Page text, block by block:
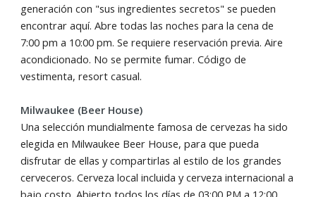
generación con "sus ingredientes secretos" se pueden
encontrar aquí. Abre todas las noches para la cena de
7:00 pm a 10:00 pm. Se requiere reservación previa. Aire
acondicionado. No se permite fumar. Código de
vestimenta, resort casual.
Milwaukee (Beer House)
Una selección mundialmente famosa de cervezas ha sido
elegida en Milwaukee Beer House, para que pueda
disfrutar de ellas y compartirlas al estilo de los grandes
cerveceros. Cerveza local incluida y cerveza internacional a
bajo costo. Abierto todos los días de 03:00 PM a 12:00